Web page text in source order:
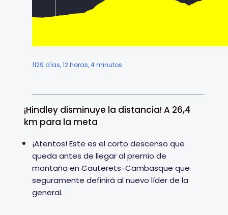
1129 días, 12 horas, 4 minutos
¡Hindley disminuye la distancia! A 26,4
km para la meta
¡Atentos! Este es el corto descenso que
queda antes de llegar al premio de
montaña en Cauterets-Cambasque que
seguramente definirá al nuevo líder de la
general.